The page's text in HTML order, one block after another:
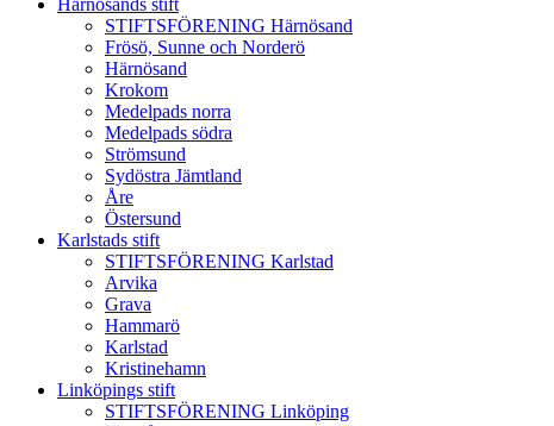
Härnösands stift
STIFTSFÖRENING Härnösand
Frösö, Sunne och Norderö
Härnösand
Krokom
Medelpads norra
Medelpads södra
Strömsund
Sydöstra Jämtland
Åre
Östersund
Karlstads stift
STIFTSFÖRENING Karlstad
Arvika
Grava
Hammarö
Karlstad
Kristinehamn
Linköpings stift
STIFTSFÖRENING Linköping